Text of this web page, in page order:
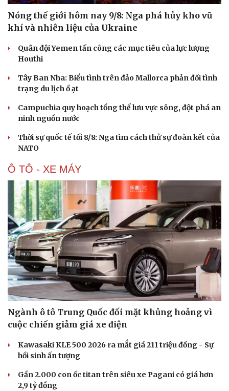
Nóng thế giới hôm nay 9/8: Nga phá hủy kho vũ
khí và nhiên liệu của Ukraine
Quân đội Yemen tấn công các mục tiêu của lực lượng
Houthi
Tây Ban Nha: Biểu tình trên đảo Mallorca phản đối tình
trạng du lịch ồ ạt
Campuchia quy hoạch tổng thể lưu vực sông, đột phá an
ninh nguồn nước
Thời sự quốc tế tối 8/8: Nga tìm cách thử sự đoàn kết của
NATO
Ô TÔ - XE MÁY
Ngành ô tô Trung Quốc đối mặt khủng hoảng vì
cuộc chiến giảm giá xe điện
Kawasaki KLE 500 2026 ra mắt giá 211 triệu đồng - Sự
hồi sinh ấn tượng
Gần 2.000 con ốc titan trên siêu xe Pagani có giá hơn
2,9 tỷ đồng